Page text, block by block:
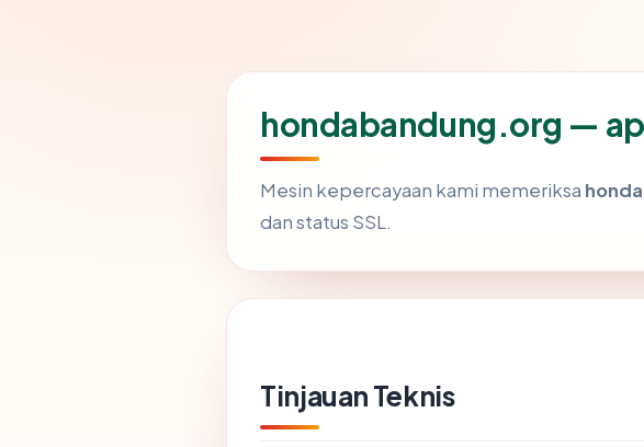
hondabandung.org —
Mesin kepercayaan kami memeriksa
dan status SSL.
Tinjauan Teknis